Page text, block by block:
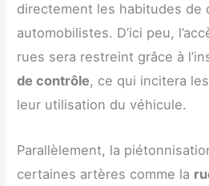
directement les habitudes de
automobilistes. D’ici peu,
rues sera restreint grâce à
de contrôle, ce qui incitera
leur utilisation du véhicule.
Parallèlement, la
certaines artères comme la